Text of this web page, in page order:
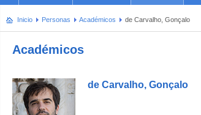
Inicio Personas Académicos de Carvalho, Gonçalo
Académicos
de Carvalho, Gonçalo